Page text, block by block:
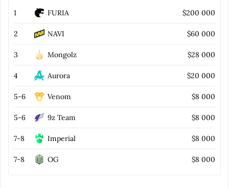
1 FURIA $200 000
2 NAVI $60 000
3 Mongolz $28 000
4 Aurora $20 000
5-6 Venom $8 000
5-6 9z Team $8 000
7-8 Imperial $8 000
7-8 OG $8 000